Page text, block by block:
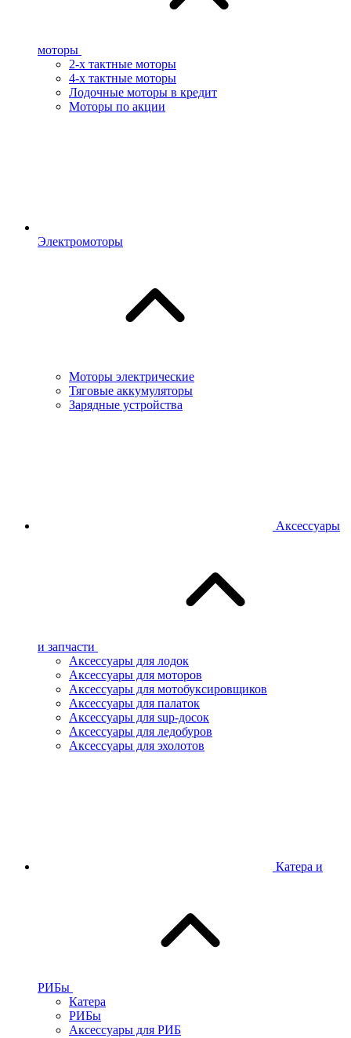
моторы
2-х тактные моторы
4-х тактные моторы
Лодочные моторы в кредит
Моторы по акции
Электромоторы
Моторы электрические
Тяговые аккумуляторы
Зарядные устройства
Аксессуары
и запчасти
Аксессуары для лодок
Аксессуары для моторов
Аксессуары для мотобуксировщиков
Аксессуары для палаток
Аксессуары для sup-досок
Аксессуары для ледобуров
Аксессуары для эхолотов
Катера и
РИБы
Катера
РИБы
Аксессуары для РИБ